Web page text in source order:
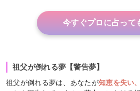
今すぐプロに占って
祖父が倒れる夢【警告夢】
祖父が倒れる夢は、あなたが知恵を失い